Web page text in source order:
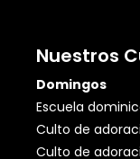
Nuestros
Domingos
Escuela
Culto de
Culto de